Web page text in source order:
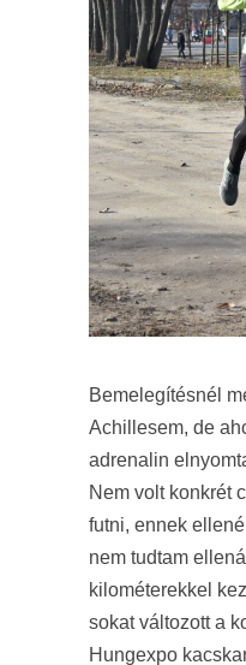
Bemelegítésnél
Achillesem, de
adrenalin
Nem volt konkrét
futni, ennek
nem tudtam
kilométerekkel
sokat változott a
Hungexpo